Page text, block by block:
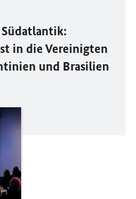
in die Vereinigten
und Brasilien